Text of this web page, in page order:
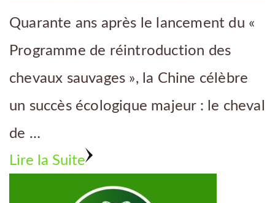
Quarante ans après le lancement du «
Programme de réintroduction des
chevaux sauvages », la Chine célèbre
un succès écologique majeur : le cheval
de …
Lire la Suite